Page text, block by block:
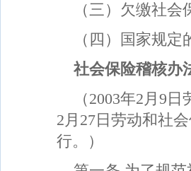
（三）欠缴社
（四）国家规
社会保险稽核办
（2003年2月9
2月27日劳动和社
行。）